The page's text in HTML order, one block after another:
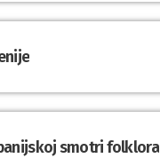
smotri folklora